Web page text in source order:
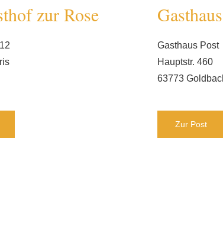
zur Rose
Gasthaus Post
Hauptstr. 460
63773
Zur Post